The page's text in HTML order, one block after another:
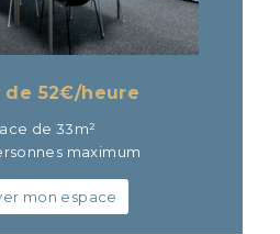
de 52€/heure
de 33m²
maximum
mon espace